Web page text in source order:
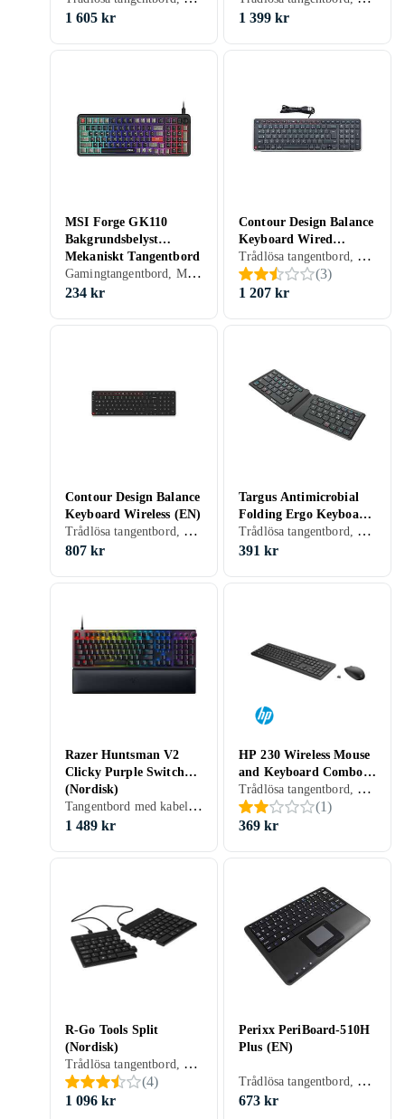
1 605 kr
1 399 kr
MSI Forge GK110
Bakgrundsbelyst
Mekaniskt Tangentbord
(US)
Gamingtangentbord, Mekaniska tangentbord, Ergonomiska tangentbord, Mekaniskt, Ergonomiskt
234 kr
Contour Design Balance
Keyboard Wired
(Nordisk)
Trådlösa tangentbord, Tangentbord med kabel, Ergonomiska tangentbord, Mekaniskt, Nordisk, PC, Mac, Ergonomiskt
(3)
1 207 kr
Contour Design Balance
Keyboard Wireless (EN)
Trådlösa tangentbord, Tangentbord med kabel, Ergonomiska tangentbord, Mekaniskt, Engelsk, PC, Mac, Standard
807 kr
Targus Antimicrobial
Folding Ergo Keyboard
(Nordisk)
Trådlösa tangentbord, Tangentbord med kabel, Ergonomiska tangentbord, Tangentbord för surfplattor, Nordisk, PC, Mac, Surfplattor, Ergonomiskt
391 kr
Razer Huntsman V2
Clicky Purple Switch
(Nordisk)
Tangentbord med kabel, Gamingtangentbord, Ergonomiska tangentbord, Mekaniskt, Razer Purple, Nordisk, PC, Standard
1 489 kr
HP 230 Wireless Mouse
and Keyboard Combo
(Nordisk)
Trådlösa tangentbord, Gamingtangentbord, Tangentbord- och muspaket, Ergonomiska tangentbord, Membran, Nordisk, PC, Mac, Ergonomiskt
(1)
369 kr
R-Go Tools Split
(Nordisk)
Trådlösa tangentbord, Tangentbord med kabel, Ergonomiska tangentbord, Scissor switch , Nordisk, PC, Mac, Ergonomiskt
(4)
1 096 kr
Perixx PeriBoard-510H
Plus (EN)
Trådlösa tangentbord, Mekaniska tangentbord, Ergonomiska tangentbord, Mekaniskt, Engelsk, PC, TKL (tenkeyless/kompakt)
673 kr